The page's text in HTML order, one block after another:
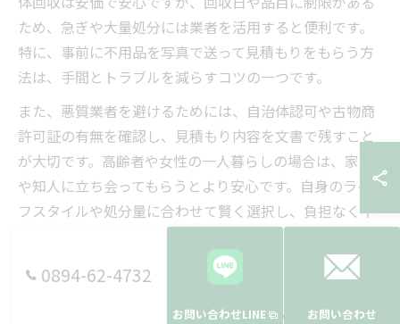
ため、急ぎや大量処分には業者を活用すると便利です。
特に、事前に不用品を写真で送って見積もりをもらう方
法は、手間とトラブルを減らすコツの一つです。
また、悪質業者を避けるためには、自治体認可や古物商
許可証の有無を確認し、見積もり内容を文書で残すこと
が大切です。高齢者や女性の一人暮らしの場合は、家族
や知人に立ち会ってもらうとより安心です。自身のライ
フスタイルや処分量に合わせて賢く選択し、負担なく不
無駄を省く不用品回収のポイント集
0894-62-4732
お問い合わせLINE お問い合わせ